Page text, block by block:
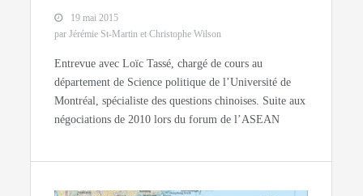
19 mai 2015
par Jérémie St-Martin et Christophe Wilson
Entrevue avec Loïc Tassé, chargé de cours au
département de Science politique de l’Université de
Montréal, spécialiste des questions chinoises. Suite aux
négociations de 2010 lors du forum de l’ASEAN